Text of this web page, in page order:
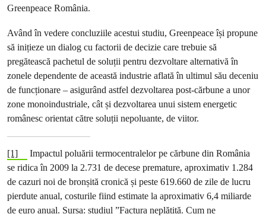
Greenpeace România.
Având în vedere concluziile acestui studiu, Greenpeace își propune
să inițieze un dialog cu factorii de decizie care trebuie să
pregătească pachetul de soluții pentru dezvoltare alternativă în
zonele dependente de această industrie aflată în ultimul său deceniu
de funcționare – asigurând astfel dezvoltarea post-cărbune a unor
zone monoindustriale, cât și dezvoltarea unui sistem energetic
românesc orientat către soluții nepoluante, de viitor.
[1]
Impactul poluării termocentralelor pe cărbune din România
se ridica în 2009 la 2.731 de decese premature, aproximativ 1.284
de cazuri noi de bronșită cronică și peste 619.660 de zile de lucru
pierdute anual, costurile fiind estimate la aproximativ 6,4 miliarde
de euro anual. Sursa: studiul ”Factura neplătită. Cum ne